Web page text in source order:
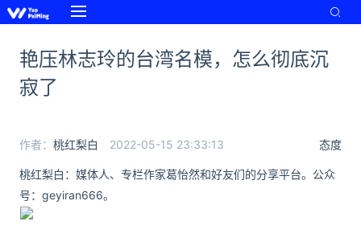
艳压林志玲的台湾名模，怎么彻底沉
寂了
态度
作者： 桃红梨白 2022-05-15 23:33:13
桃红梨白：媒体人、专栏作家葛怡然和好友们的分享平台。公众
号：geyiran666。